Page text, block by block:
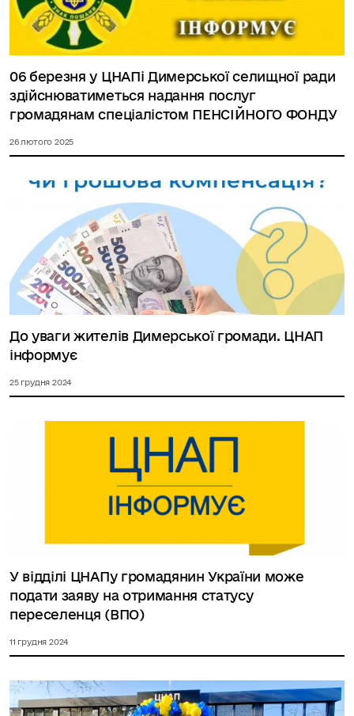
06 березня у ЦНАПі Димерської селищної ради
здійснюватиметься надання послуг
громадянам спеціалістом ПЕНСІЙНОГО ФОНДУ
26 лютого 2025
До уваги жителів Димерської громади. ЦНАП
інформує
25 грудня 2024
У відділі ЦНАПу громадянин України може
подати заяву на отримання статусу
переселенця (ВПО)
11 грудня 2024